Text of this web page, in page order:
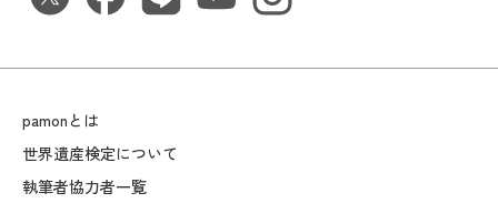
pamonとは
世界遺産検定について
執筆者協力者一覧